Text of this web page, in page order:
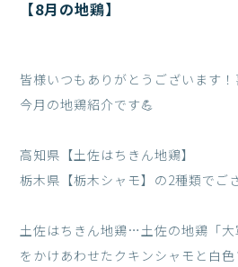
【8月の地鶏】
皆様いつもありがとうございます
今月の地鶏紹介です💪
高知県【土佐はちきん地鶏】
栃木県【栃木シャモ】の2種類でご
土佐はちきん地鶏…土佐の地鶏「大
をかけあわせたクキンシャモと白